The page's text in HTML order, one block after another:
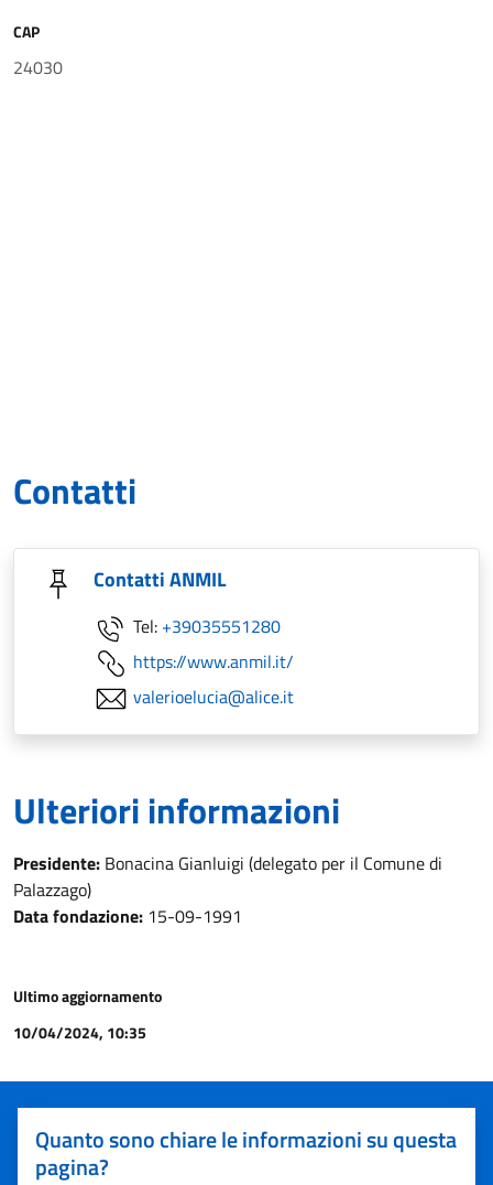
CAP
24030
Contatti
Contatti ANMIL
Tel: +39035551280
https://www.anmil.it/
valerioelucia@alice.it
Ulteriori informazioni
Presidente: Bonacina Gianluigi (delegato per il Comune di
Palazzago)
Data fondazione: 15-09-1991
Ultimo aggiornamento
10/04/2024, 10:35
Quanto sono chiare le informazioni su questa
pagina?